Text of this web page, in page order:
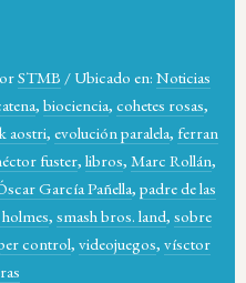
STMB / Ubicado en: Noticias
, biociencia, cohetes rosas,
aostri, evolución paralela, ferran
fuster, libros, Marc Rollán,
García Pañella, padre de las
, smash bros. land, sobre
control, videojuegos, vísctor